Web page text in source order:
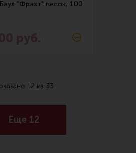
"Фрахт" песок, 100
12 из 33
Еще 12